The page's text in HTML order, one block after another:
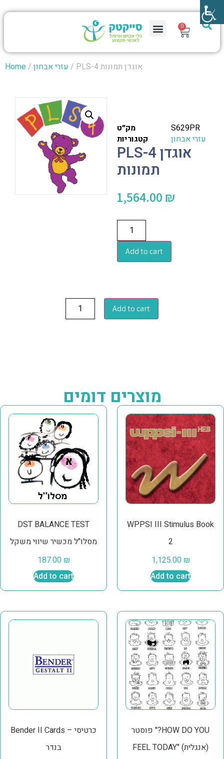
0
Home/ עזרי אבחון / PLS-4 אוגדן תמונות
מק״ט
S629PR
קטגוריות
עזרי אבחון
PLS-4 אוגדן
תמונות
1,564.00 ₪
Add to cart
Add to cart
מוצרים דומים
DST BALANCE TEST
מסלו"ל מכשיר שיווי משקל
187.00 ₪
Add to cart
WPPSI III Stimulus Book
2
1,125.00 ₪
Add to cart
Bender II Cards – כרטיסי
בנדר
פוסטר "?HOW DO YOU
FEEL TODAY" (אנגלית)